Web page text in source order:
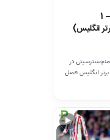
خلاصه بازی وستهم 1 – 1
انگلیس)
در
انگلیس فصل
▶